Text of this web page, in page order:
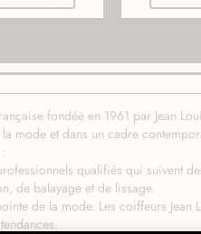
fondée en 1961 par Jean
mode et dans un cadre
qualifiés qui suivent
de balayage et de lissage.
de la mode. Les coiffeurs Jean